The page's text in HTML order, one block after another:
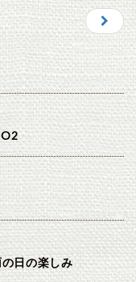
日の楽しみ